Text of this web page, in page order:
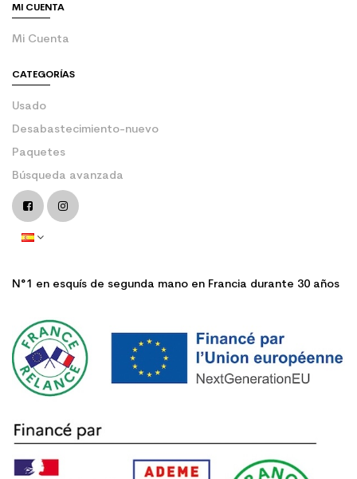
MI CUENTA
Mi Cuenta
CATEGORÍAS
Usado
Desabastecimiento-nuevo
Paquetes
Búsqueda avanzada
N°1 en esquís de segunda mano en Francia durante 30 años